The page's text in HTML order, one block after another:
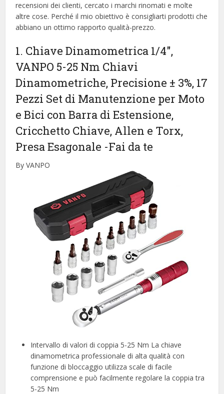
recensioni dei clienti, cercato i marchi rinomati e molte
altre cose. Perché il mio obiettivo è consigliarti prodotti che
abbiano un ottimo rapporto qualità-prezzo.
1. Chiave Dinamometrica 1/4″,
VANPO 5-25 Nm Chiavi
Dinamometriche, Precisione ± 3%, 17
Pezzi Set di Manutenzione per Moto
e Bici con Barra di Estensione,
Cricchetto Chiave, Allen e Torx,
Presa Esagonale -Fai da te
By VANPO
Intervallo di valori di coppia 5-25 Nm La chiave
dinamometrica professionale di alta qualità con
funzione di bloccaggio utilizza scale di facile
comprensione e può facilmente regolare la coppia tra
5-25 Nm